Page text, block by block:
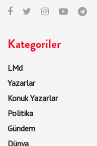
Kategoriler
LMd
Yazarlar
Konuk Yazarlar
Politika
Gündem
Dünya